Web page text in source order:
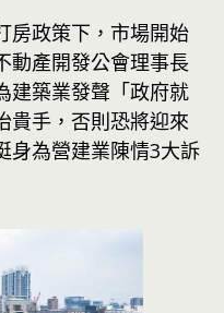
房政策下，市場開始
動產開發公會理事長
建築業發聲「政府就
貴手，否則恐將迎來
身為營建業陳情3大訴